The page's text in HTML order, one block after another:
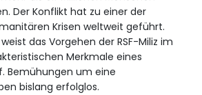
Der Konflikt hat zu einer der
Krisen weltweit geführt.
das Vorgehen der RSF-Miliz im
Merkmale eines
Bemühungen um eine
bislang erfolglos.